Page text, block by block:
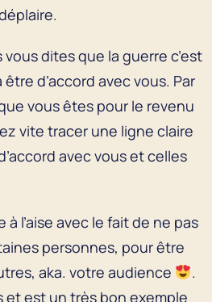
dites que la guerre c’est
d’accord avec vous. Par
vous êtes pour le revenu
vite tracer une ligne claire
avec vous et celles
l’aise avec le fait de ne pas
personnes, pour être
aka. votre audience
.
et est un très bon exemple